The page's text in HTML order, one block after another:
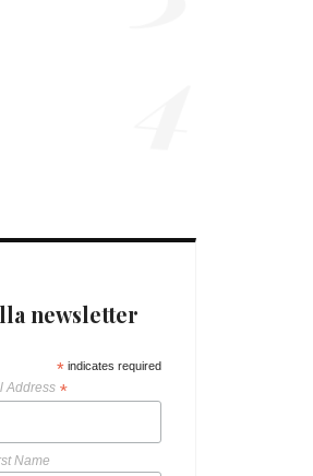
newsletter
* indicates required
Address *
Name